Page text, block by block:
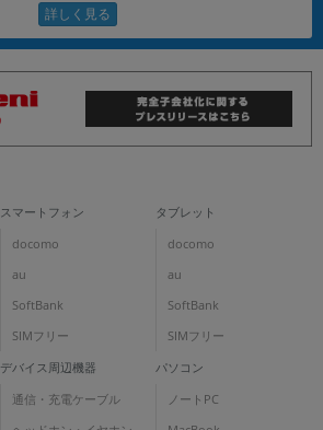
スマートフォン
docomo
au
SoftBank
SIMフリー
タブレット
docomo
au
SoftBank
SIMフリー
デバイス周辺機器
通信・充電ケーブル
パソコン
ノートPC